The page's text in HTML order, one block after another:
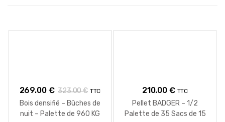
269.00 € 323.00€ TTC
Bois densifié – Bûches de
nuit – Palette de 960 KG
210.00 € TTC
Pellet BADGER – 1/2
Palette de 35 Sacs de 15